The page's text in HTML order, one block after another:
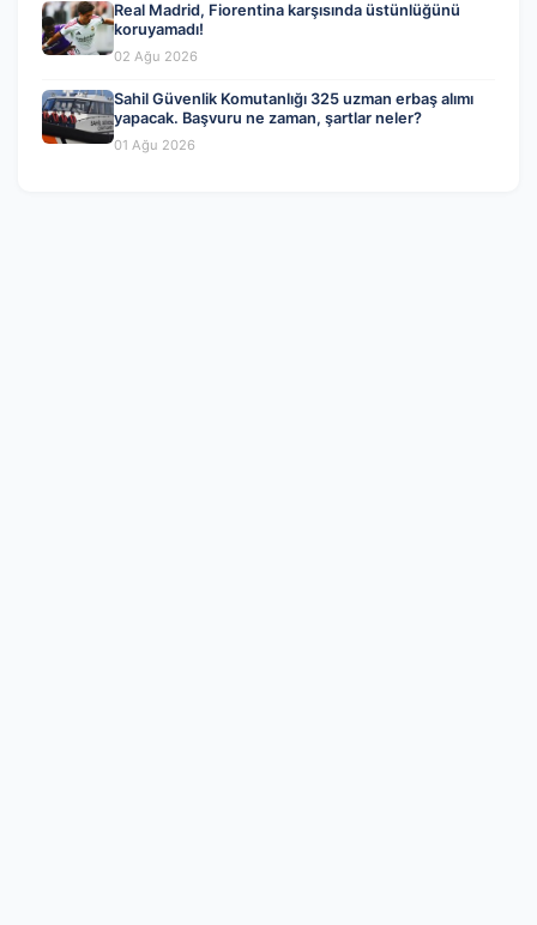
Real Madrid, Fiorentina karşısında üstünlüğünü
koruyamadı!
02 Ağu 2026
Sahil Güvenlik Komutanlığı 325 uzman erbaş alımı
yapacak. Başvuru ne zaman, şartlar neler?
01 Ağu 2026